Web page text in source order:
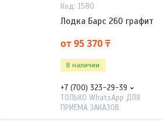
1580
Лодка Барс 260 графит
от 95 370 ₸
В наличии
+7 (700) 323-29-39
ТОЛЬКО WhatsApp ДЛЯ
ПРИЕМА ЗАКАЗОВ